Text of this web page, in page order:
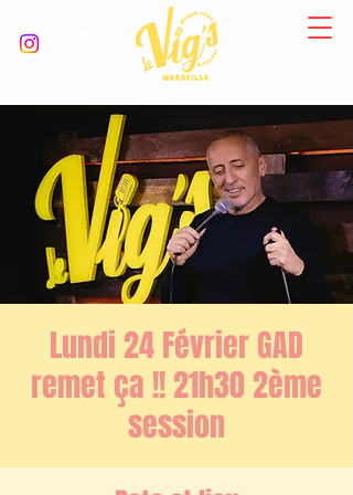
Lundi 24 Février GAD
remet ça !! 21h30 2ème
session